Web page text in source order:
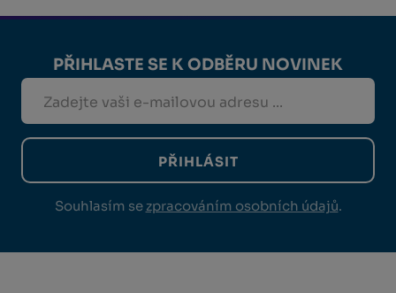
PŘIHLASTE SE K ODBĚRU NOVINEK
PŘIHLÁSIT
Souhlasím se zpracováním osobních údajů.